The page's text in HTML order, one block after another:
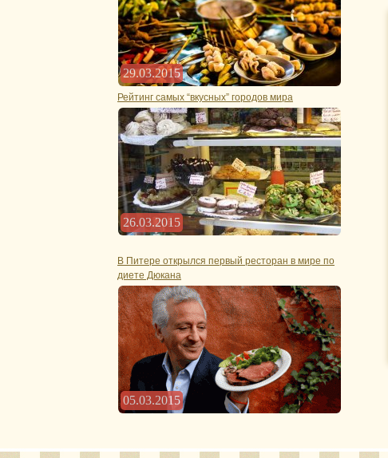
29.03.2015
Рейтинг самых “вкусных” городов мира
26.03.2015
В Питере открылся первый ресторан в мире по
диете Дюкана
05.03.2015